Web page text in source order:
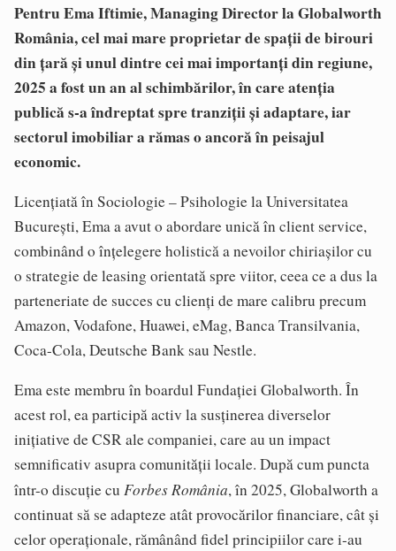
Pentru Ema Iftimie, Managing Director la Globalworth
România, cel mai mare proprietar de spații de birouri
din țară și unul dintre cei mai importanți din regiune,
2025 a fost un an al schimbărilor, în care atenția
publică s-a îndreptat spre tranziții și adaptare, iar
sectorul imobiliar a rămas o ancoră în peisajul
economic.
Licențiată în Sociologie – Psihologie la Universitatea
București, Ema a avut o abordare unică în client service,
combinând o înțelegere holistică a nevoilor chiriașilor cu
o strategie de leasing orientată spre viitor, ceea ce a dus la
parteneriate de succes cu clienți de mare calibru precum
Amazon, Vodafone, Huawei, eMag, Banca Transilvania,
Coca-Cola, Deutsche Bank sau Nestle.
Ema este membru în boardul Fundației Globalworth. În
acest rol, ea participă activ la susținerea diverselor
inițiative de CSR ale companiei, care au un impact
semnificativ asupra comunității locale. După cum puncta
într-o discuție cu Forbes România, în 2025, Globalworth a
continuat să se adapteze atât provocărilor financiare, cât și
celor operaționale, rămânând fidel principiilor care i-au